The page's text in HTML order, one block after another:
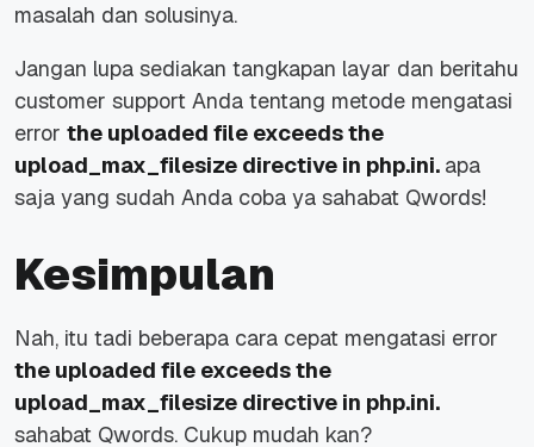
masalah dan solusinya.
Jangan lupa sediakan tangkapan layar dan beritahu
customer support Anda tentang metode mengatasi
error the uploaded file exceeds the
upload_max_filesize directive in php.ini. apa
saja yang sudah Anda coba ya sahabat Qwords!
Kesimpulan
Nah, itu tadi beberapa cara cepat mengatasi error
the uploaded file exceeds the
upload_max_filesize directive in php.ini.
sahabat Qwords. Cukup mudah kan?